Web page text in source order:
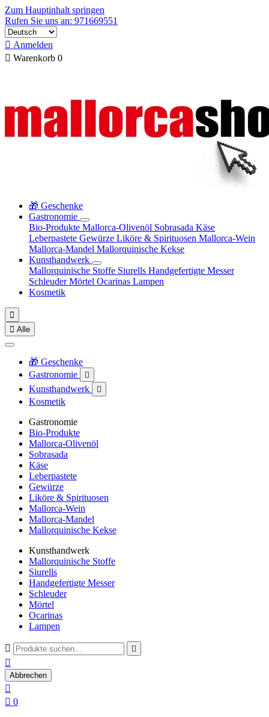
Zum Hauptinhalt springen
Rufen Sie uns an: 971669551
 Anmelden
 Warenkorb 0
🎁 Geschenke
Gastronomie
Bio-Produkte Mallorca-Olivenöl Sobrasada Käse
Leberpastete Gewürze Liköre & Spirituosen Mallorca-Wein
Mallorca-Mandel Mallorquinische Kekse
Kunsthandwerk
Mallorquinische Stoffe Siurells Handgefertigte Messer
SchleuderMörtel Ocarinas Lampen
Kosmetik

 Alle
🎁 Geschenke
Gastronomie

Kunsthandwerk 
Kosmetik
Gastronomie
Bio-Produkte
Mallorca-Olivenöl
Sobrasada
Käse
Leberpastete
Gewürze
Liköre & Spirituosen
Mallorca-Wein
Mallorca-Mandel
Mallorquinische Kekse
Kunsthandwerk
Mallorquinische Stoffe
Siurells
Handgefertigte Messer
Schleuder
Mörtel
Ocarinas
Lampen
 

Abbrechen

 0